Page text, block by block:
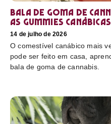
Bala de goma de
as gummies canábicas
14 de julho de 2026
O comestível canábico mais
pode ser feito em casa,
bala de goma de cannabis.